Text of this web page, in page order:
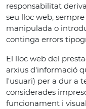
responsabilitat
seu lloc web,
manipulada o
continga errors
El lloc web del
arxius d'informació
l'usuari) per a dur a
considerades
funcionament i